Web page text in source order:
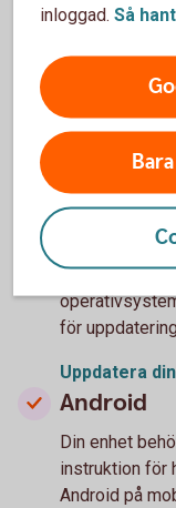
iOS och
Vi
för
Uppdatera
Android
Din enhet
instruktion för
Android på
inloggad. Så